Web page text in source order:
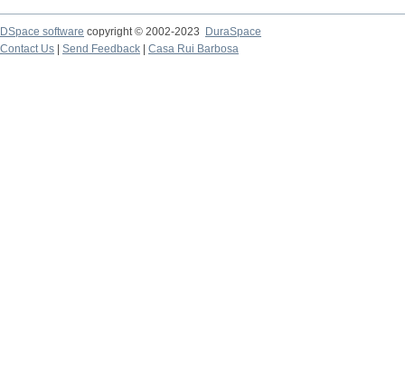
DSpace software copyright © 2002-2023
DuraSpace
Contact Us
Send Feedback Casa Rui Barbosa